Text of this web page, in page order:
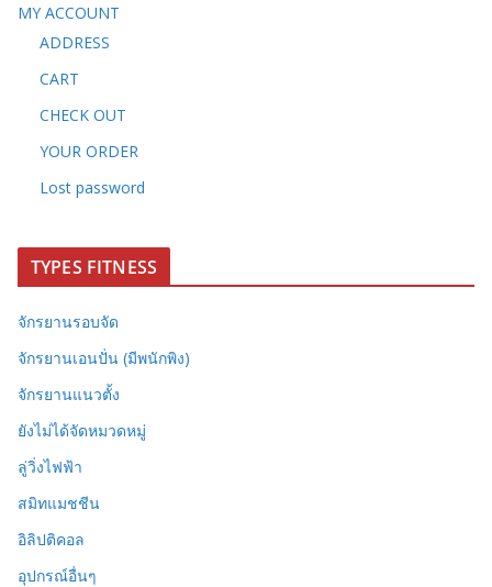
MY ACCOUNT
ADDRESS
CART
CHECK OUT
YOUR ORDER
Lost password
TYPES FITNESS
จักรยานรอบจัด
จักรยานเอนปั่น (มีพนักพิง)
จักรยานแนวตั้ง
ยังไม่ได้จัดหมวดหมู่
ลู่วิ่งไฟฟ้า
สมิทแมชชีน
อิลิปติคอล
อุปกรณ์อื่นๆ